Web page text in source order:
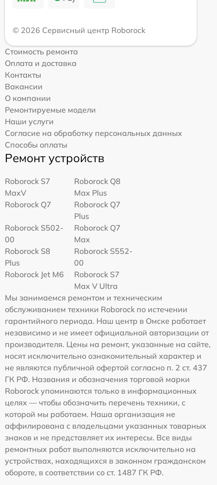
© 2026 Сервисный центр Roborock
Стоимость ремонта
Оплата и доставка
Контакты
Вакансии
О компании
Ремонтируемые модели
Наши услуги
Согласие на обработку персональных данных
Способы оплаты
Ремонт устройств
Roborock S7
MaxV
Roborock Q8
Max Plus
Roborock Q7
Roborock Q7
Plus
Roborock S502-
00
Roborock Q7
Max
Roborock S8
Plus
Roborock S552-
00
Roborock Jet M6
Roborock S7
Max V Ultra
Мы занимаемся ремонтом и техническим
обслуживанием техники Roborock по истечении
гарантийного периода. Наш центр в Омске работает
независимо и не имеет официальной авторизации от
производителя. Цены на ремонт, указанные на сайте,
носят исключительно ознакомительный характер и
не являются публичной офертой согласно п. 2 ст. 437
ГК РФ. Названия и обозначения торговой марки
Roborock упоминаются только в информационных
целях — чтобы обозначить перечень техники, с
которой мы работаем. Наша организация не
аффилирована с владельцами указанных товарных
знаков и не представляет их интересы. Все виды
ремонтных работ выполняются исключительно на
устройствах, находящихся в законном гражданском
обороте, в соответствии со ст. 1487 ГК РФ.